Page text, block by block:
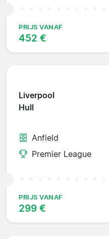
PRIJS VANAF
452 €
Liverpool
Hull
Anfield
Premier League
PRIJS VANAF
299 €